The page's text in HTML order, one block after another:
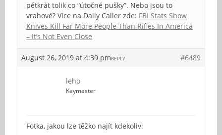
pětkrát tolik co “útočné pušky”. Nebo jsou to
vrahové? Více na Daily Caller zde: FBI Stats Show
Knives Kill Far More People Than Rifles In America
– It’s Not Even Close
August 26, 2019 at 4:39 pm #6489
REPLY
leho
Keymaster
Fotka, jakou lze těžko najít kdekoliv: